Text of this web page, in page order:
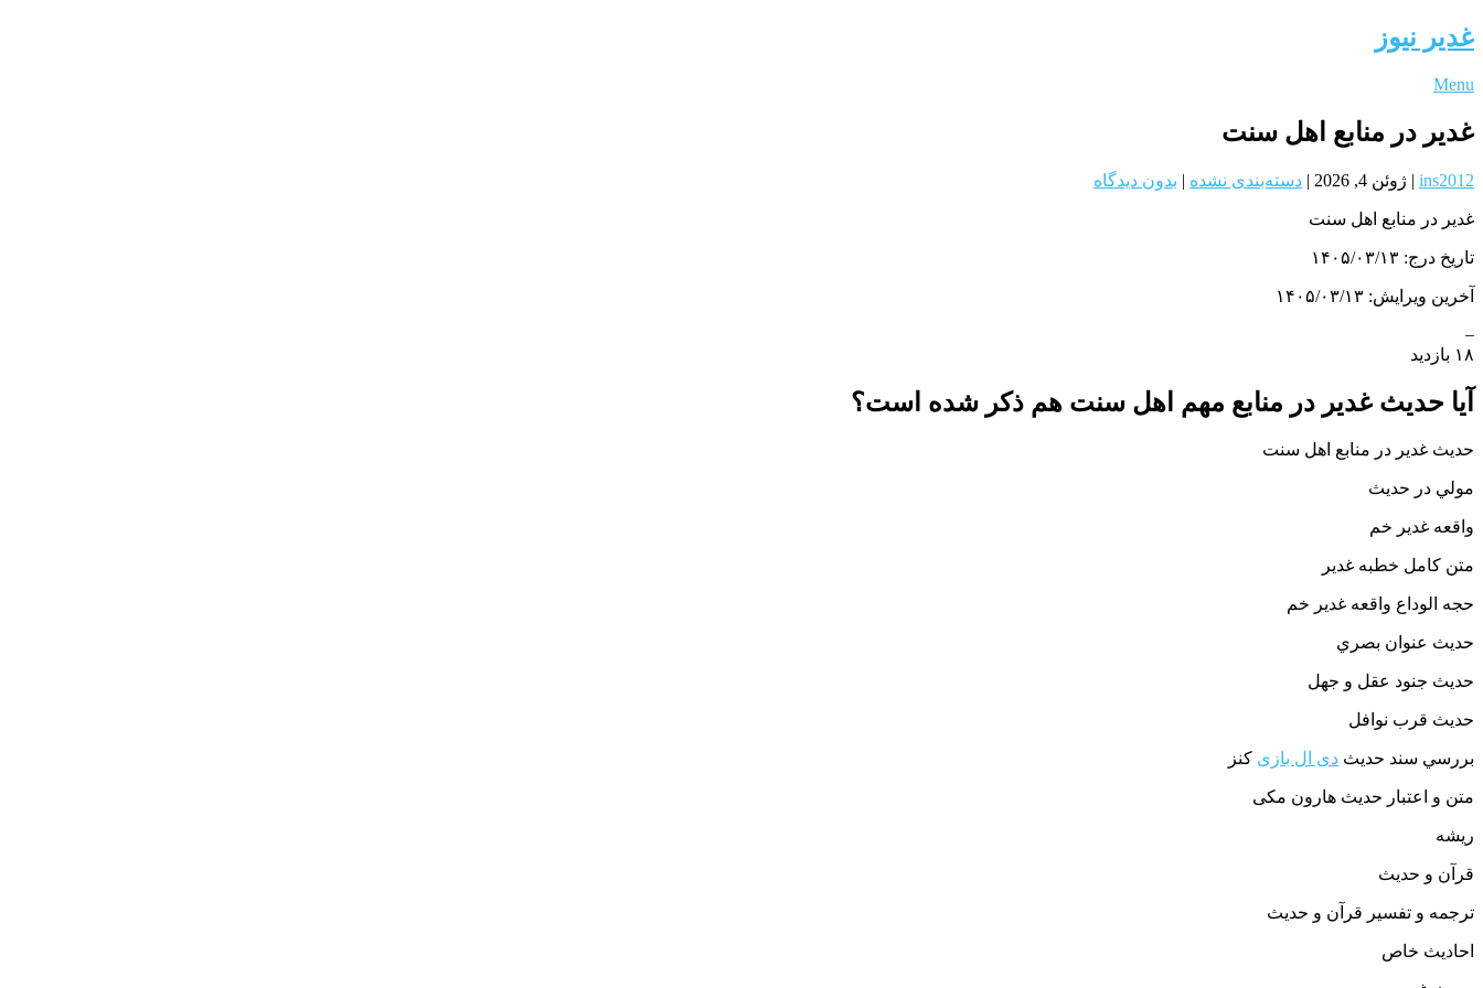
غدیر نیوز
Menu
غدیر در منابع اهل سنت
ins2012
| ژوئن 4, 2026 | دسته‌بندی نشده | بدون دیدگاه
غدیر در منابع اهل سنت
تاریخ درج: ۱۴۰۵/۰۳/۱۳
آخرین ویرایش: ۱۴۰۵/۰۳/۱۳
–
۱۸ بازدید
آیا حدیث غدیر در منابع مهم اهل سنت هم ذکر شده است؟
حديث غدير در منابع اهل سنت
مولي در حديث
واقعه غدير خم
متن كامل خطبه غدير
حجه الوداع واقعه غدير خم
حديث عنوان بصري
حديث جنود عقل و جهل
حديث قرب نوافل
بررسي سند حديث دی ال بازی كنز
متن و اعتبار حدیث هارون مکی
ریشه
قرآن و حدیث
ترجمه و تفسیر قرآن و حدیث
احادیث خاص